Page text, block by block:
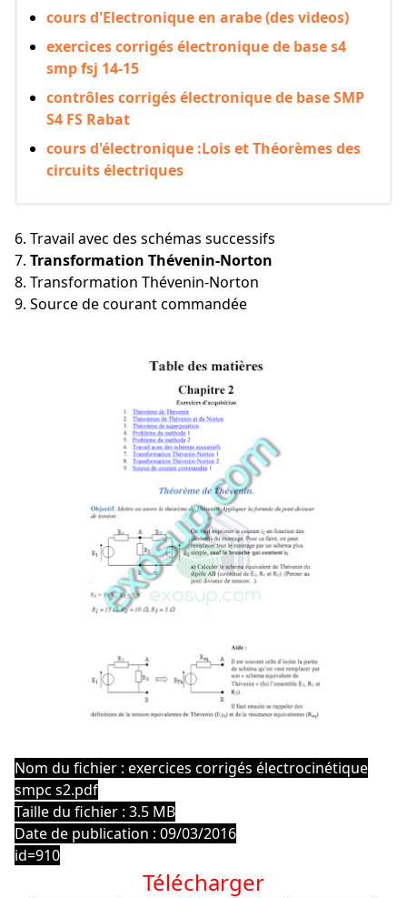
cours d'Electronique en arabe (des videos)
exercices corrigés électronique de base s4
smp fsj 14-15
contrôles corrigés électronique de base SMP
S4 FS Rabat
cours d'électronique :Lois et Théorèmes des
circuits électriques
6. Travail avec des schémas successifs
7. Transformation Thévenin-Norton
8. Transformation Thévenin-Norton
9. Source de courant commandée
Nom du fichier : exercices corrigés électrocinétique
smpc s2.pdf
Taille du fichier : 3.5 MB
Date de publication : 09/03/2016
id=910
Télécharger